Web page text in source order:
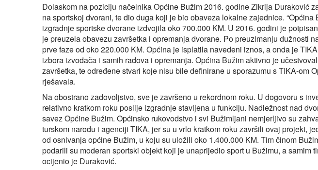
Dolaskom na poziciju načelnika Općine Bužim 2016. godine Zikrija Duraković
na sportskoj dvorani, te dio duga koji je bio obaveza lokalne zajednice. “Općina
izgradnje sportske dvorane izdvojila oko 700.000 KM. U 2016. godini je
je preuzela obavezu završetka i opremanja dvorane. Po preuzimanju dužnosti
prve faze od oko 220.000 KM. Općina je isplatila navedeni iznos, a onda je
izbora izvođača i samih radova i opremanja. Općina Bužim aktivno je
završetka, te određene stvari koje nisu bile definirane u sporazumu s TIKA-om
rješavala.
Na obostrano zadovoljstvo, sve je završeno u rekordnom roku. U dogovoru s
relativno kratkom roku poslije izgradnje stavljena u funkciju. Nadležnost nad
savez Općine Bužim. Općinsko rukovodstvo i svi Bužimljani nemjerljivo su
turskom narodu i agenciji TIKA, jer su u vrlo kratkom roku završili ovaj projekt,
od osnivanja općine Bužim, u koju su uložili oko 1.400.000 KM. Tim činom
podarili su moderan sportski objekt koji je unaprijedio sport u Bužimu, a samim
ocijenio je Duraković.